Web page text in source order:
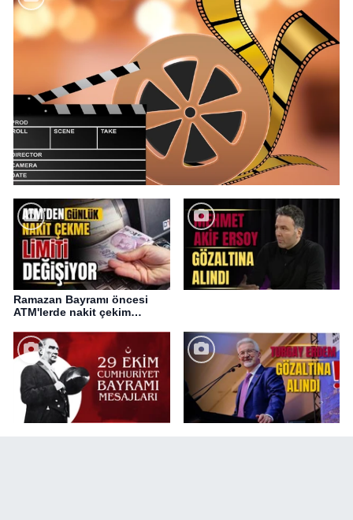
Ramazan Bayramı öncesi
ATM'lerde nakit çekim